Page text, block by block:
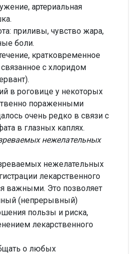
артериальная
приливы, чувство жара,
боли.
кратковременное
с хлоридом
в роговице у некоторых
пораженными
очень редко в связи с
в глазных каплях.
нежелательных
нежелательных
лекарственного
важными. Это позволяет
(непрерывный)
пользы и риска,
лекарственного
о любых